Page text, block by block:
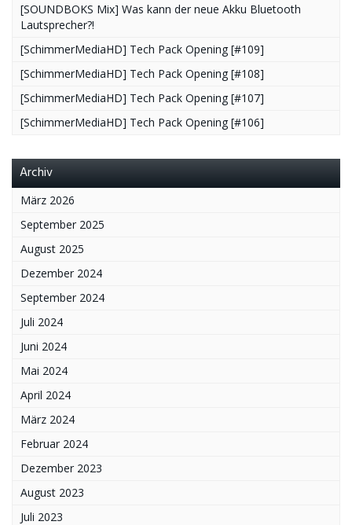
[SOUNDBOKS Mix] Was kann der neue Akku Bluetooth
Lautsprecher?!
[SchimmerMediaHD] Tech Pack Opening [#109]
[SchimmerMediaHD] Tech Pack Opening [#108]
[SchimmerMediaHD] Tech Pack Opening [#107]
[SchimmerMediaHD] Tech Pack Opening [#106]
Archiv
März 2026
September 2025
August 2025
Dezember 2024
September 2024
Juli 2024
Juni 2024
Mai 2024
April 2024
März 2024
Februar 2024
Dezember 2023
August 2023
Juli 2023